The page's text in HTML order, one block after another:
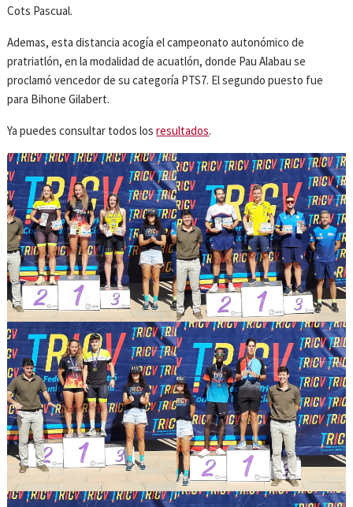
Cots Pascual.
Ademas, esta distancia acogía el campeonato autonómico de
pratriatlón, en la modalidad de acuatlón, donde Pau Alabau se
proclamó vencedor de su categoría PTS7. El segundo puesto fue
para Bihone Gilabert.
Ya puedes consultar todos losresultados.